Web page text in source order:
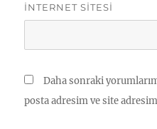
İNTERNET SITESI
Daha sonraki
posta adresim ve site